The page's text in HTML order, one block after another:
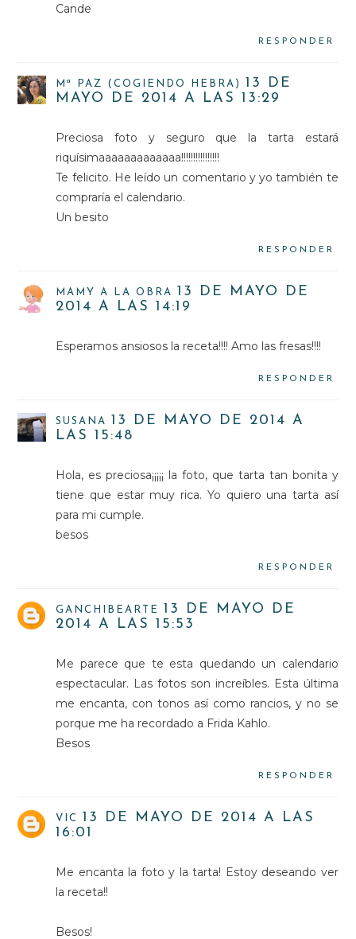
Cande
RESPONDER
Mª PAZ (COGIENDO HEBRA)
13 DE
MAYO DE 2014 A LAS 13:29
Preciosa foto y seguro que la tarta estará
riquísimaaaaaaaaaaaaa!!!!!!!!!!!!!!!!
Te felicito. He leído un comentario y yo también te
compraría el calendario.
Un besito
RESPONDER
MAMY A LA OBRA
13 DE MAYO DE
2014 A LAS 14:19
Esperamos ansiosos la receta!!!! Amo las fresas!!!!
RESPONDER
SUSANA
13 DE MAYO DE 2014 A
LAS 15:48
Hola, es preciosa¡¡¡¡¡ la foto, que tarta tan bonita y
tiene que estar muy rica. Yo quiero una tarta así
para mi cumple.
besos
RESPONDER
GANCHIBEARTE
13 DE MAYO DE
2014 A LAS 15:53
Me parece que te esta quedando un calendario
espectacular. Las fotos son increíbles. Esta última
me encanta, con tonos así como rancios, y no se
porque me ha recordado a Frida Kahlo.
Besos
RESPONDER
VIC
13 DE MAYO DE 2014 A LAS
16:01
Me encanta la foto y la tarta! Estoy deseando ver
la receta!!
Besos!